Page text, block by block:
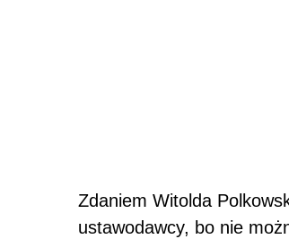
Zdaniem Witolda
ustawodawcy, bo nie